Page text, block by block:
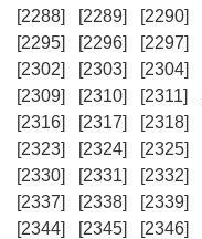
[2288]
[2289] [2290]
[2295]
[2296] [2297]
[2302]
[2303] [2304]
[2309]
[2310] [2311]
[2316]
[2317] [2318]
[2323]
[2324] [2325]
[2330]
[2331] [2332]
[2337]
[2338] [2339]
[2344]
[2345] [2346]